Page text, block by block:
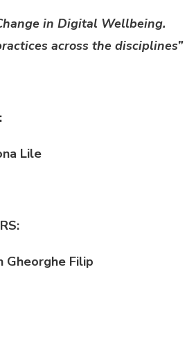
in Digital Wellbeing.
across the disciplines”
Lile
Gheorghe Filip